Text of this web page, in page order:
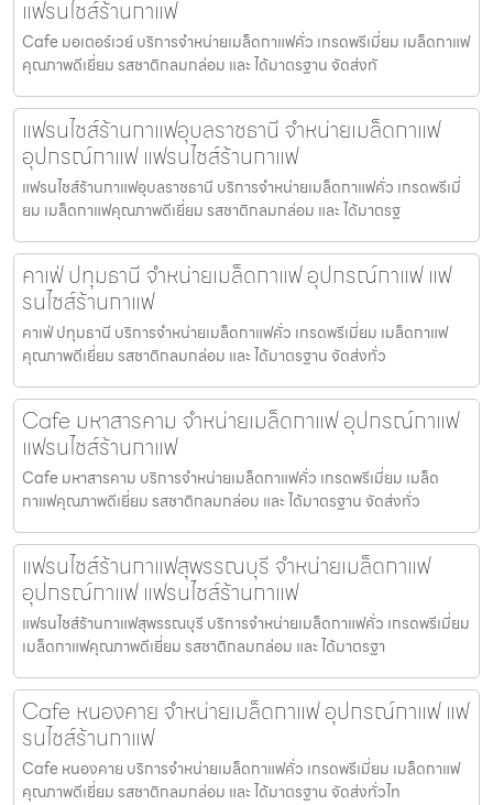
แฟรนไชส์ร้านกาแฟ
Cafe มอเตอร์เวย์ บริการจำหน่ายเมล็ดกาแฟคั่ว เกรดพรีเมี่ยม เมล็ดกาแฟ
คุณภาพดีเยี่ยม รสชาติกลมกล่อม และ ได้มาตรฐาน จัดส่งทั
แฟรนไชส์ร้านกาแฟอุบลราชธานี จำหน่ายเมล็ดกาแฟ
อุปกรณ์กาแฟ แฟรนไชส์ร้านกาแฟ
แฟรนไชส์ร้านกาแฟอุบลราชธานี บริการจำหน่ายเมล็ดกาแฟคั่ว เกรดพรีเมี่
ยม เมล็ดกาแฟคุณภาพดีเยี่ยม รสชาติกลมกล่อม และ ได้มาตรฐ
คาเฟ่ ปทุมธานี จำหน่ายเมล็ดกาแฟ อุปกรณ์กาแฟ แฟ
รนไชส์ร้านกาแฟ
คาเฟ่ ปทุมธานี บริการจำหน่ายเมล็ดกาแฟคั่ว เกรดพรีเมี่ยม เมล็ดกาแฟ
คุณภาพดีเยี่ยม รสชาติกลมกล่อม และ ได้มาตรฐาน จัดส่งทั่ว
Cafe มหาสารคาม จำหน่ายเมล็ดกาแฟ อุปกรณ์กาแฟ
แฟรนไชส์ร้านกาแฟ
Cafe มหาสารคาม บริการจำหน่ายเมล็ดกาแฟคั่ว เกรดพรีเมี่ยม เมล็ด
กาแฟคุณภาพดีเยี่ยม รสชาติกลมกล่อม และ ได้มาตรฐาน จัดส่งทั่ว
แฟรนไชส์ร้านกาแฟสุพรรณบุรี จำหน่ายเมล็ดกาแฟ
อุปกรณ์กาแฟ แฟรนไชส์ร้านกาแฟ
แฟรนไชส์ร้านกาแฟสุพรรณบุรี บริการจำหน่ายเมล็ดกาแฟคั่ว เกรดพรีเมี่ยม
เมล็ดกาแฟคุณภาพดีเยี่ยม รสชาติกลมกล่อม และ ได้มาตรฐา
Cafe หนองคาย จำหน่ายเมล็ดกาแฟ อุปกรณ์กาแฟ แฟ
รนไชส์ร้านกาแฟ
Cafe หนองคาย บริการจำหน่ายเมล็ดกาแฟคั่ว เกรดพรีเมี่ยม เมล็ดกาแฟ
คุณภาพดีเยี่ยม รสชาติกลมกล่อม และ ได้มาตรฐาน จัดส่งทั่วไท